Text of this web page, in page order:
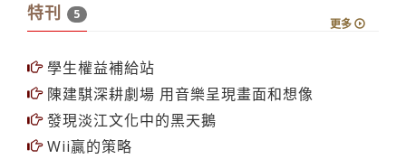
特刊 5
更多
學生權益補給站
陳建騏深耕劇場 用音樂呈現畫面和想像
發現淡江文化中的黑天鵝
Wii贏的策略